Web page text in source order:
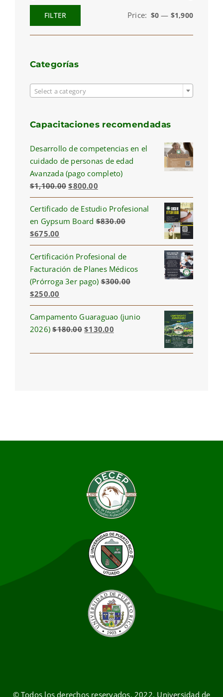
price
price
FILTER Price: $0— $1,900
Categorías
Select a category
Capacitaciones recomendadas
Desarrollo de competencias en el
cuidado de personas de edad
Avanzada (pago completo)
$1,100.00 Original
price
was:
$1,100.00.
$800.00Current
price
is:
$800.00.
Certificado de Estudio Profesional
en Gypsum Board $830.00
Original
price
was:
$830.00.
$675.00
price
is:
$675.00.
Certificación Profesional de
Facturación de Planes Médicos
(Prórroga 3er pago) $300.00
Original
price
was:
$300.00.
$250.00
price
is:
$250.00.
Campamento Guaraguao (junio
2026) $180.00 Original
was:
$130.00Current
is:
© Todos los derechos reservados. 2022. Universidad de